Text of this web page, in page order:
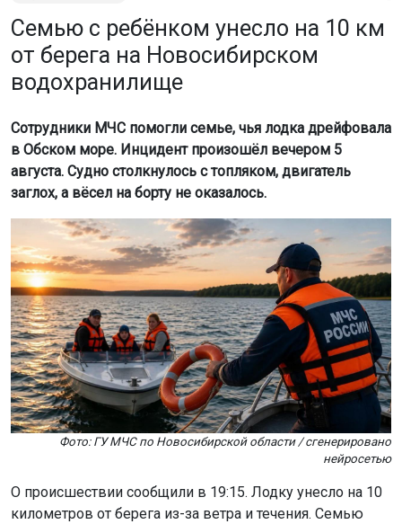
Семью с ребёнком унесло на 10 км
от берега на Новосибирском
водохранилище
Сотрудники МЧС помогли семье, чья лодка дрейфовала
в Обском море. Инцидент произошёл вечером 5
августа. Судно столкнулось с топляком, двигатель
заглох, а вёсел на борту не оказалось.
Фото: ГУ МЧС по Новосибирской области / сгенерировано
нейросетью
О происшествии сообщили в 19:15. Лодку унесло на 10
километров от берега из-за ветра и течения. Семью